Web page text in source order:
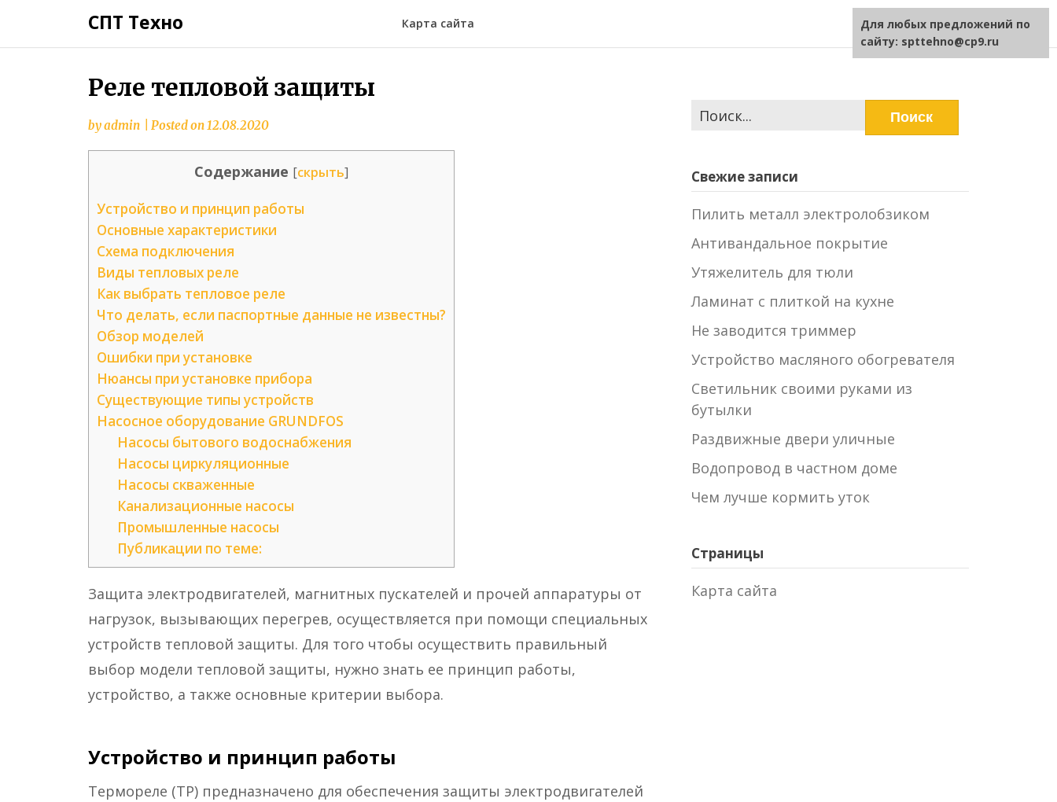
СПТ Техно Карта сайта
Реле тепловой защиты
byadmin Posted on12.08.2020
Содержание [скрыть]
Устройство и принцип работы
Основные характеристики
Схема подключения
Виды тепловых реле
Как выбрать тепловое реле
Что делать, если паспортные данные не известны?
Обзор моделей
Ошибки при установке
Нюансы при установке прибора
Существующие типы устройств
Наcосное оборудование GRUNDFOS
Насосы бытового водоснабжения
Насосы циркуляционные
Насосы скваженные
Канализационные насосы
Промышленные насосы
Публикации по теме:
Защита электродвигателей, магнитных пускателей и прочей аппаратуры от
нагрузок, вызывающих перегрев, осуществляется при помощи специальных
устройств тепловой защиты. Для того чтобы осуществить правильный
выбор модели тепловой защиты, нужно знать ее принцип работы,
устройство, а также основные критерии выбора.
Устройство и принцип работы
Термореле (ТР) предназначено для обеспечения защиты электродвигателей
Найти:
Свежие записи
Пилить металл электролобзиком
Антивандальное покрытие
Утяжелитель для тюли
Ламинат с плиткой на кухне
Не заводится триммер
Устройство масляного обогревателя
Светильник своими руками из
бутылки
Раздвижные двери уличные
Водопровод в частном доме
Чем лучше кормить уток
Страницы
Карта сайта
Для любых предложений по
сайту: spttehno@cp9.ru